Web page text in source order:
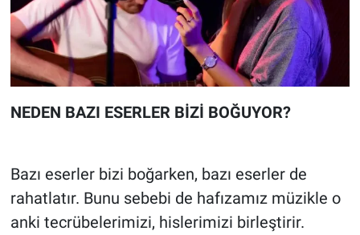
NEDEN BAZI ESERLER BİZİ BOĞUYOR?
Bazı eserler bizi boğarken, bazı eserler de
rahatlatır. Bunu sebebi de hafızamız müzikle o
anki tecrübelerimizi, hislerimizi birleştirir.